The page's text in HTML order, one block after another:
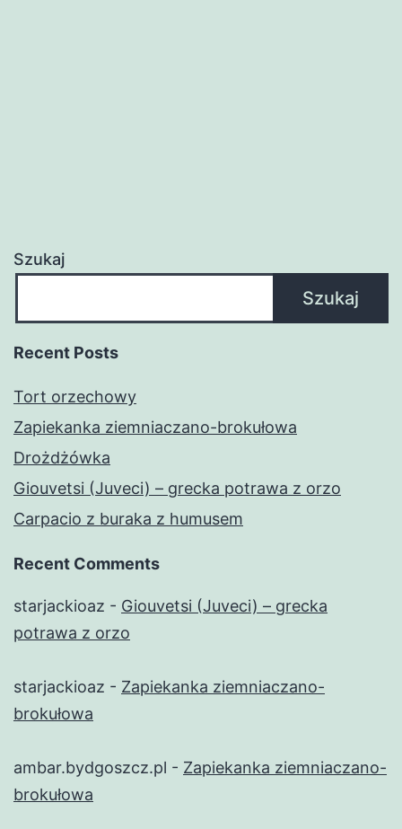
Szukaj
Szukaj
Recent Posts
Tort orzechowy
Zapiekanka ziemniaczano-brokułowa
Drożdżówka
Giouvetsi (Juveci) – grecka potrawa z orzo
Carpacio z buraka z humusem
Recent Comments
starjackioaz - Giouvetsi (Juveci) – grecka
potrawa z orzo
starjackioaz - Zapiekanka ziemniaczano-
brokułowa
ambar.bydgoszcz.pl - Zapiekanka ziemniaczano-
brokułowa